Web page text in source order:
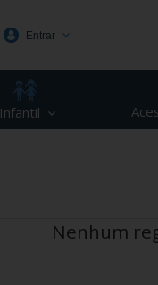
Entrar
Infantil
Nenhum